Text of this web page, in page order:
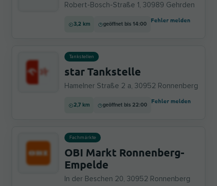
Robert-Bosch-Straße 1, 30989 Gehrden
3,2 km geöffnet bis 14:00
Fehler melden
Tankstellen
star Tankstelle
Hamelner Straße 2 a, 30952 Ronnenberg
2,7 km geöffnet bis 22:00
Fehler melden
Fachmärkte
OBI Markt Ronnenberg-
Empelde
In der Beschen 20, 30952 Ronnenberg